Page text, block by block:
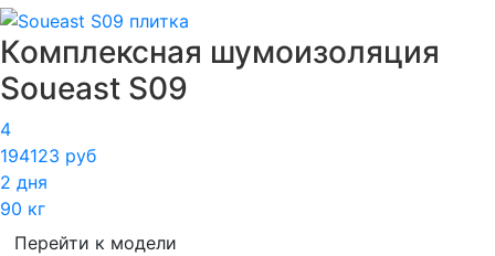
Комплексная шумоизоляция
Soueast S09
4
194123 руб
2 дня
90 кг
Перейти к модели